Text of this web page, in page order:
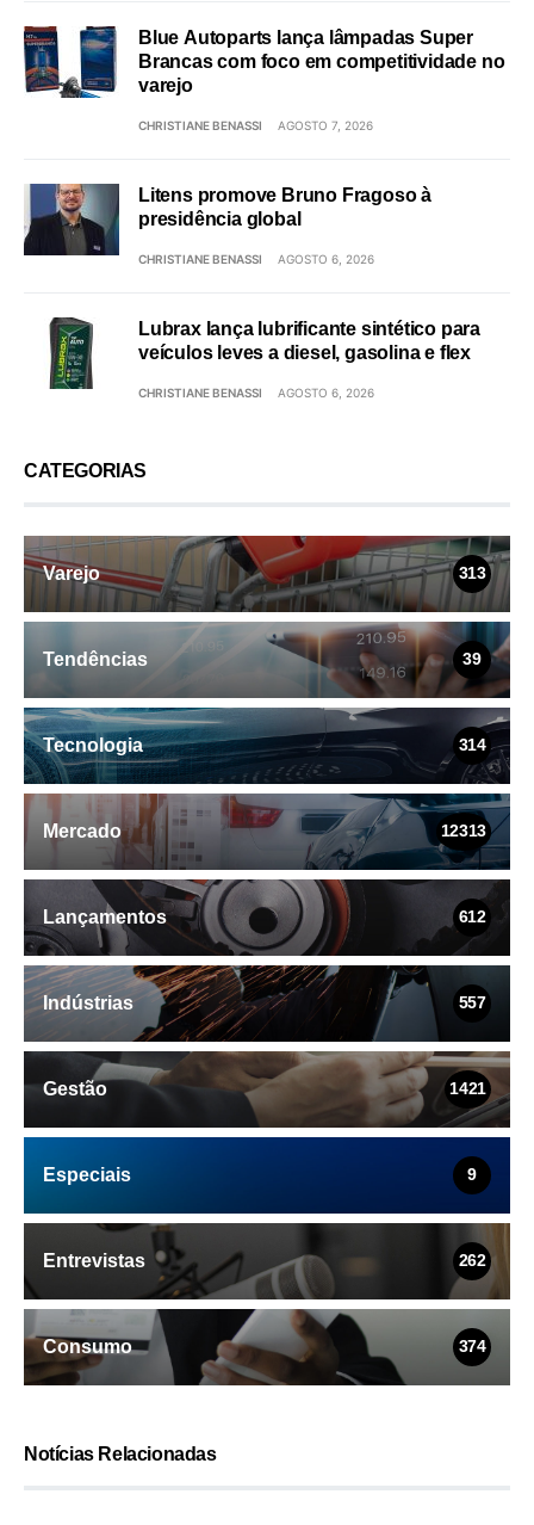
Blue Autoparts lança lâmpadas Super
Brancas com foco em competitividade no
varejo
CHRISTIANE BENASSI AGOSTO 7, 2026
Litens promove Bruno Fragoso à
presidência global
CHRISTIANE BENASSI AGOSTO 6, 2026
Lubrax lança lubrificante sintético para
veículos leves a diesel, gasolina e flex
CHRISTIANE BENASSI AGOSTO 6, 2026
CATEGORIAS
Varejo 313
Tendências 39
Tecnologia 314
Mercado 12313
Lançamentos 612
Indústrias 557
Gestão 1421
Especiais 9
Entrevistas 262
Consumo 374
Notícias Relacionadas